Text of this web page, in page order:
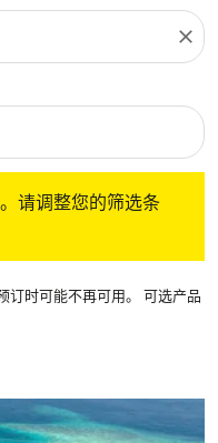
close
请调整您的筛选条
订时可能不再可用。 可选产品